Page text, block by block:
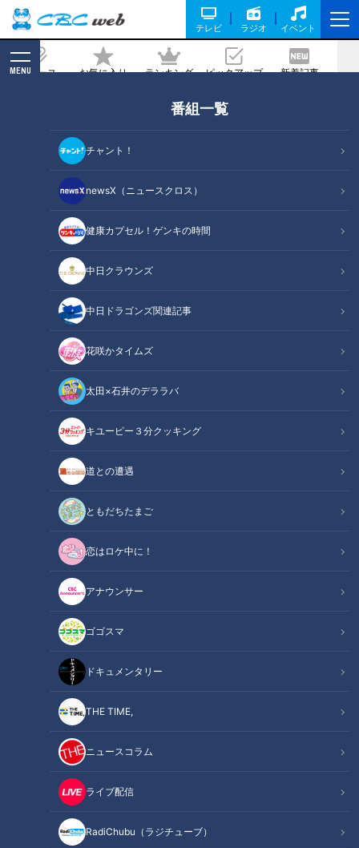
テレビ ラジオ イベント
ニュース お気に入り ランキング ピックアップ 新着記事
MENU
番組一覧
チャント！
newsX（ニュースクロス）
健康カプセル！ゲンキの時間
中日クラウンズ
中日ドラゴンズ関連記事
花咲かタイムズ
太田×石井のデララバ
キユーピー３分クッキング
道との遭遇
ともだちたまご
恋はロケ中に！
アナウンサー
ゴゴスマ
ドキュメンタリー
THE TIME,
ニュースコラム
ライブ配信
RadiChubu（ラジチューブ）
代表選手も！ 岐阜市『岐南工業高校』自
転車競技部でマヂラブが次なる逸材に出
会う！
2024/07/11 17:04
2024年7月8日放送
CBCテレビ『チャント！』マヂ学校に向かいます
チャント！
マヂ学校に向かいます
マヂカルラブリーの野田クリスタルと村上の二人が東海地方の
学校に行き、今どきの学校生活を紹介する『マヂ学校に向かい
ます』。今回は、岐阜市にある『岐南工業高校』の『自転車競
技部』です。今年3月の全国選抜大会で準優勝した逸材がいる
と聞いて、練習場所の『岐阜競輪場』におじゃましました！
逸材は筋トレマニア野田もビックリの筋肉
バランス感覚も鍛える念入りなウォーミングアップ
最高時速は60キロ！ 急なバンクでの駆け引きが見どころ
オススメ関連コンテンツ